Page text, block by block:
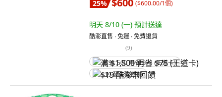
25% $600 ($600.00/1個)
明天 8/10 (一) 預計送達
酷澎直售 ∙ 免運 ∙ 免費退貨
(9)
满 $1,500 再省 $75 (王道卡)
$19 酷澎幣回饋